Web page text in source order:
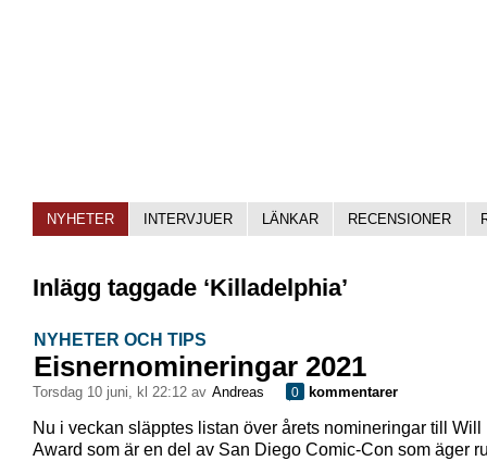
NYHETER INTERVJUER LÄNKAR RECENSIONER
Inlägg taggade ‘Killadelphia’
NYHETER OCH TIPS
Eisnernomineringar 2021
torsdag 10 juni, kl 22:12 av Andreas 0 kommentarer
Nu i veckan släpptes listan över årets nomineringar till Will
Award som är en del av San Diego Comic-Con som äger